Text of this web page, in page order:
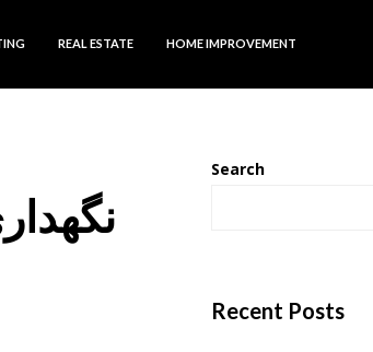
REAL ESTATE HOME IMPROVEMENT
Search
Recent Posts